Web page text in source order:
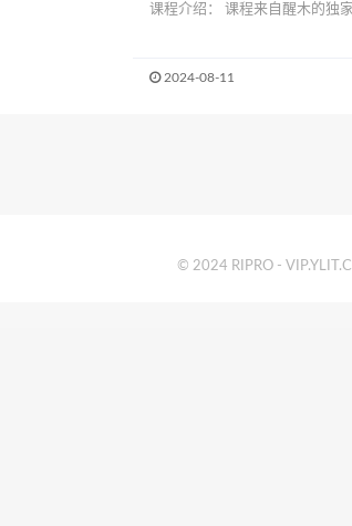
课程介绍： 课程来自醒木的独
2024-08-11
© 2024 RIPRO -